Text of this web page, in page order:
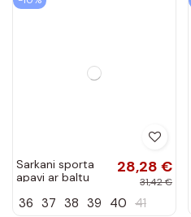
Sarkani sporta
apavi ar baltu
28,28 €
31,42 €
36 37 38 39 40 41